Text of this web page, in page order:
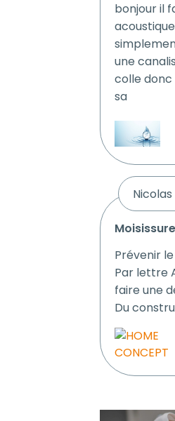
bonjour il
une
colle donc
sa
moisissure
Prévenir
Par lettre
faire une
Du